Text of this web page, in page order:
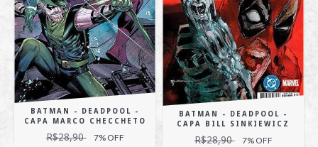
BATMAN - DEADPOOL -
CAPA MARCO CHECCHETO
R$28,90 7% OFF
BATMAN - DEADPOOL -
CAPA BILL SINKIEWICZ
R$28,90 7% OFF